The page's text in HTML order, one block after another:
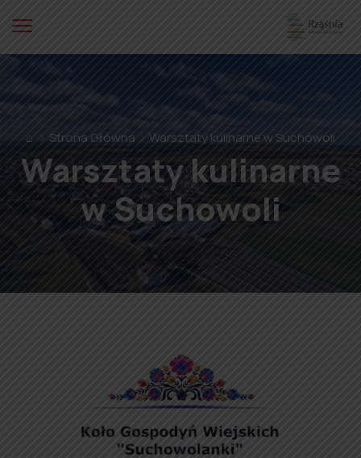
⌂ Strona Główna Warsztaty kulinarne w Suchowoli
Warsztaty kulinarne
w Suchowoli